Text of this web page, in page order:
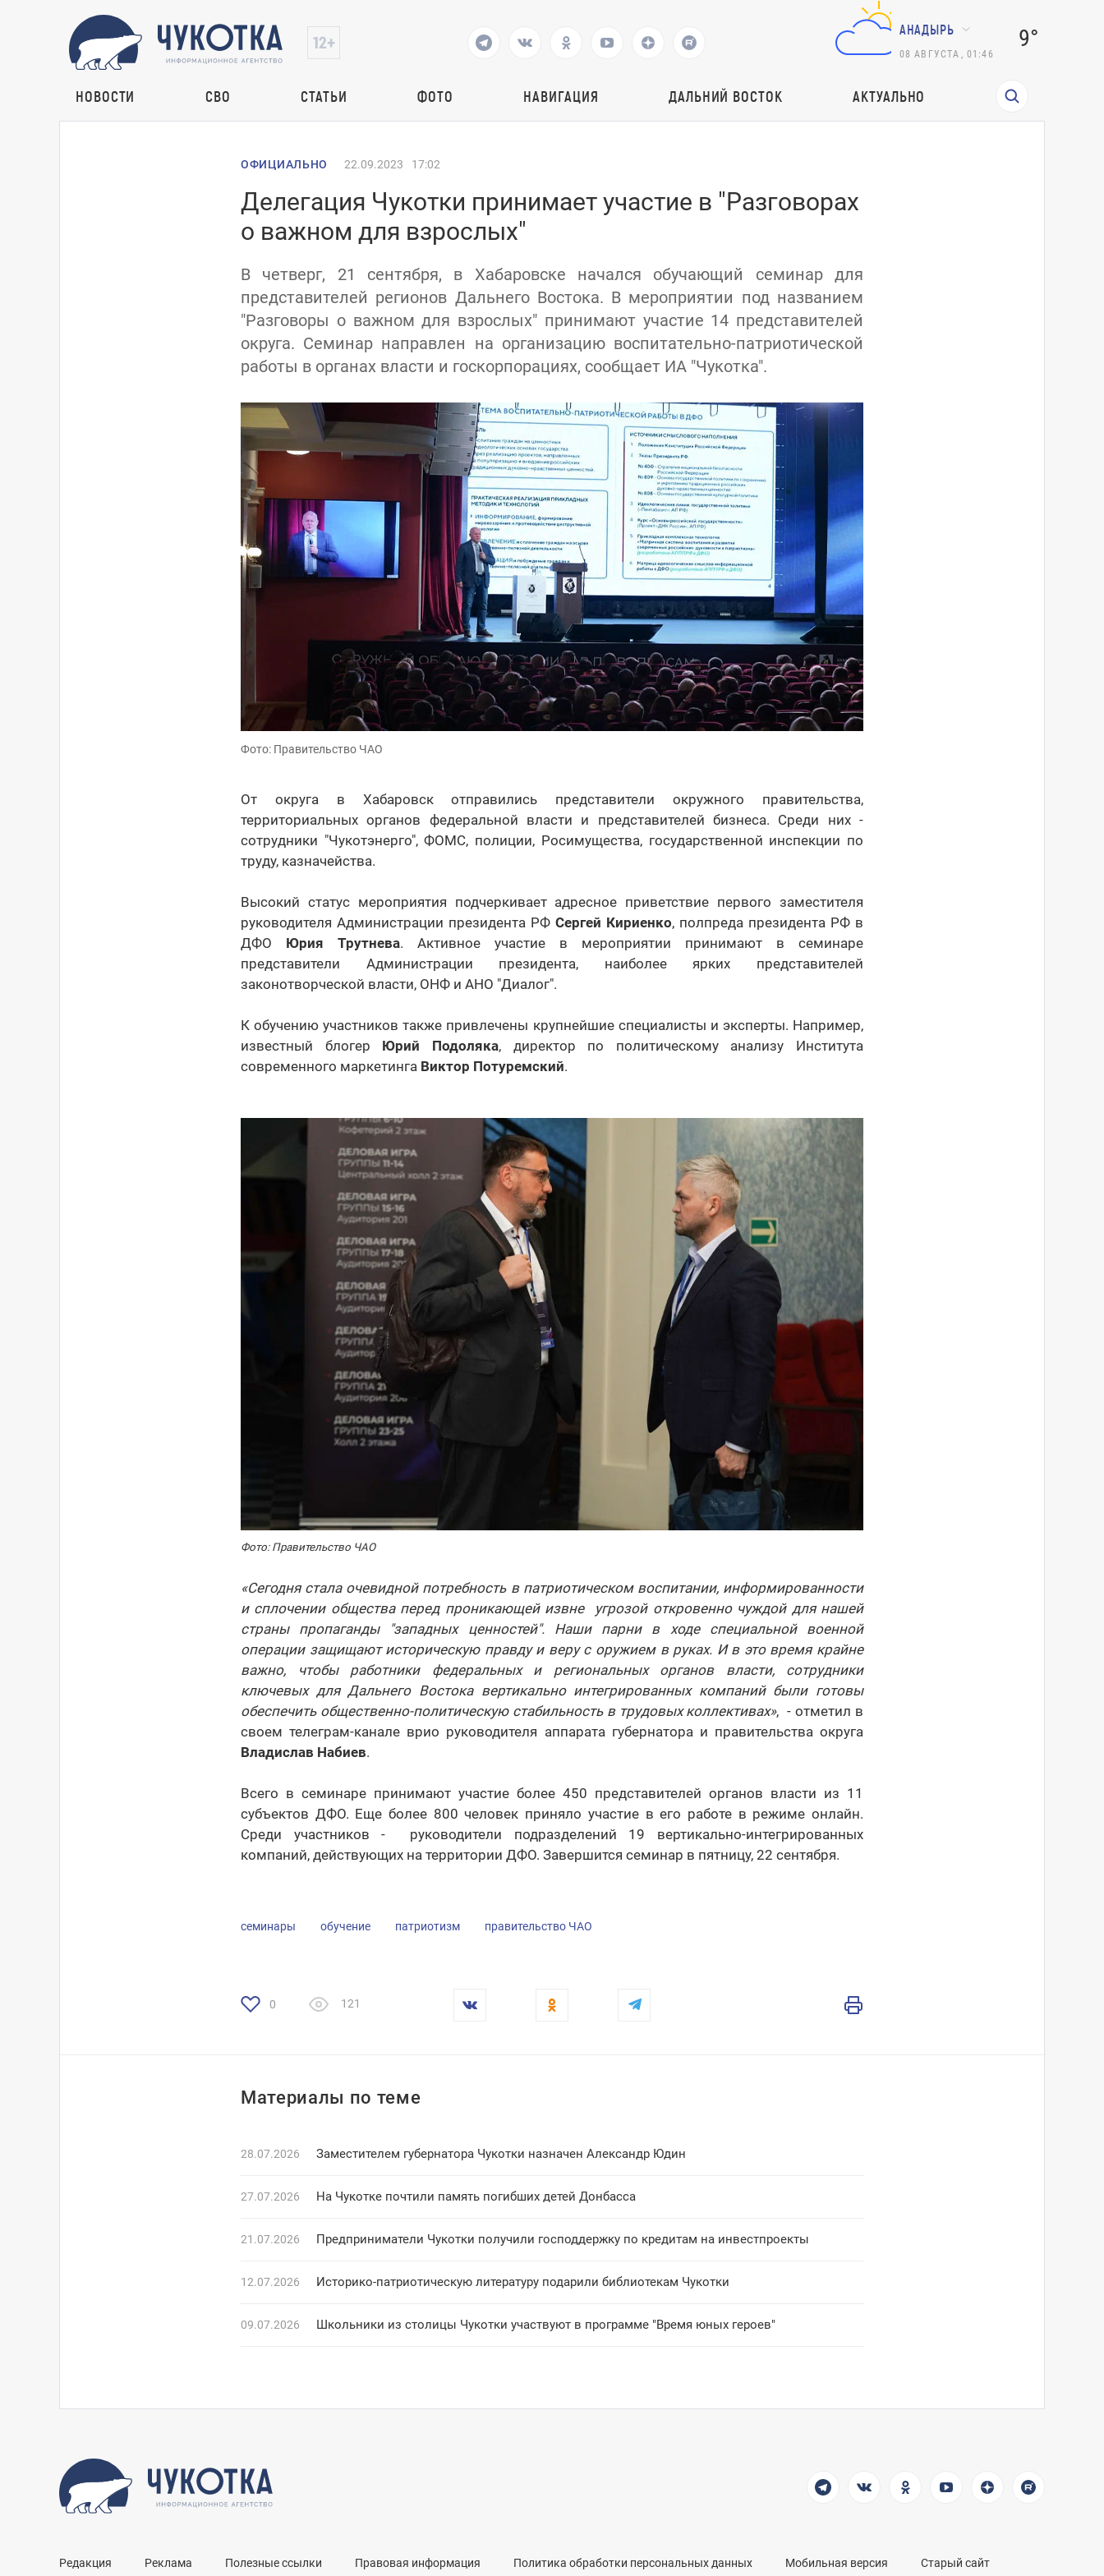
АНАДЫРЬ
08 АВГУСТА 01:46
9°
НОВОСТИ СВО СТАТЬИ ФОТО НАВИГАЦИЯ ДАЛЬНИЙ ВОСТОК АКТУАЛЬНО
ОФИЦИАЛЬНО 22.09.2023 17:02
Делегация Чукотки принимает участие в "Разговорах
о важном для взрослых"
В четверг, 21 сентября, в Хабаровске начался обучающий семинар для
представителей регионов Дальнего Востока. В мероприятии под названием
"Разговоры о важном для взрослых" принимают участие 14 представителей
округа. Семинар направлен на организацию воспитательно-патриотической
работы в органах власти и госкорпорациях, сообщает ИА "Чукотка".
Фото: Правительство ЧАО
От округа в Хабаровск отправились представители окружного правительства,
территориальных органов федеральной власти и представителей бизнеса. Среди них -
сотрудники "Чукотэнерго", ФОМС, полиции, Росимущества, государственной инспекции по
труду, казначейства.
Высокий статус мероприятия подчеркивает адресное приветствие первого заместителя
руководителя Администрации президента РФ Сергей Кириенко, полпреда президента РФ в
ДФО Юрия Трутнева. Активное участие в мероприятии принимают в семинаре
представители Администрации президента, наиболее ярких представителей
законотворческой власти, ОНФ и АНО "Диалог".
К обучению участников также привлечены крупнейшие специалисты и эксперты. Например,
известный блогер Юрий Подоляка, директор по политическому анализу Института
современного маркетинга Виктор Потуремский.
Фото: Правительство ЧАО
«Сегодня стала очевидной потребность в патриотическом воспитании, информированности
и сплочении общества перед проникающей извне угрозой откровенно чуждой для нашей
страны пропаганды "западных ценностей". Наши парни в ходе специальной военной
операции защищают историческую правду и веру с оружием в руках. И в это время крайне
важно, чтобы работники федеральных и региональных органов власти, сотрудники
ключевых для Дальнего Востока вертикально интегрированных компаний были готовы
обеспечить общественно-политическую стабильность в трудовых коллективах», - отметил в
своем телеграм-канале врио руководителя аппарата губернатора и правительства округа
Владислав Набиев.
Всего в семинаре принимают участие более 450 представителей органов власти из 11
субъектов ДФО. Еще более 800 человек приняло участие в его работе в режиме онлайн.
Среди участников - руководители подразделений 19 вертикально-интегрированных
компаний, действующих на территории ДФО. Завершится семинар в пятницу, 22 сентября.
семинары обучение патриотизм правительство ЧАО
0 121
Материалы по теме
28.07.2026 Заместителем губернатора Чукотки назначен Александр Юдин
27.07.2026 На Чукотке почтили память погибших детей Донбасса
21.07.2026 Предприниматели Чукотки получили господдержку по кредитам на инвестпроекты
12.07.2026 Историко-патриотическую литературу подарили библиотекам Чукотки
09.07.2026 Школьники из столицы Чукотки участвуют в программе "Время юных героев"
Редакция Реклама Полезные ссылки Правовая информация Политика обработки персональных данных Мобильная версия Старый сайт